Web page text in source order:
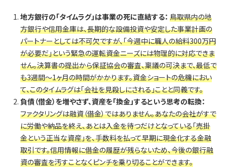
地方銀行の「タイムラグ」は事業の死に直結する： 鳥取県内の地
方銀行や信用金庫は、長期的な設備投資や安定した事業計画の
パートナーとしては不可欠ですが、「今週中に職人の給料300万円
が必要だ」という緊急の運転資金ニーズには物理的に対応できま
せん。決算書の提出から保証協会の審査、稟議の可決まで、最低で
も3週間〜1ヶ月の時間がかかります。資金ショートの危機におい
て、このタイムラグは「会社を見殺しにされる」ことと同義です。
負債（借金）を増やさず、資産を「換金」するという思考の転換：
ファクタリングは融資（借金）ではありません。あなたの会社がすで
に労働や納品を終え、あとは入金を待つだけとなっている「売掛
金という正当な資産」を、手数料を払って早期に現金化する金融
取引です。信用情報に借金の履歴が残らないため、今後の銀行融
資の審査を汚すことなくピンチを乗り切ることができます。